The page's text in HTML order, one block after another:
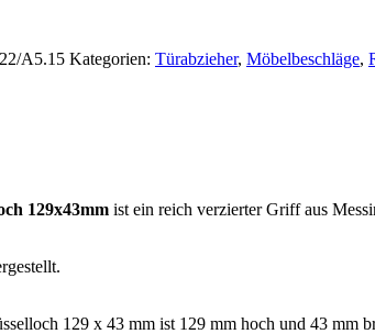
A5.15 Kategorien: Türabzieher, Möbelbeschläge,
129x43mm ist ein reich verzierter Griff aus
129 x 43 mm ist 129 mm hoch und 43 mm